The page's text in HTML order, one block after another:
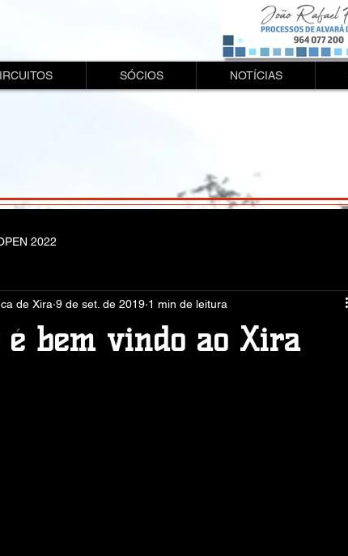
SÓCIOS NOTÍCIAS
2022
é bem vindo ao Xira
de Xira 9 de set. de 2019 1 min de leitura